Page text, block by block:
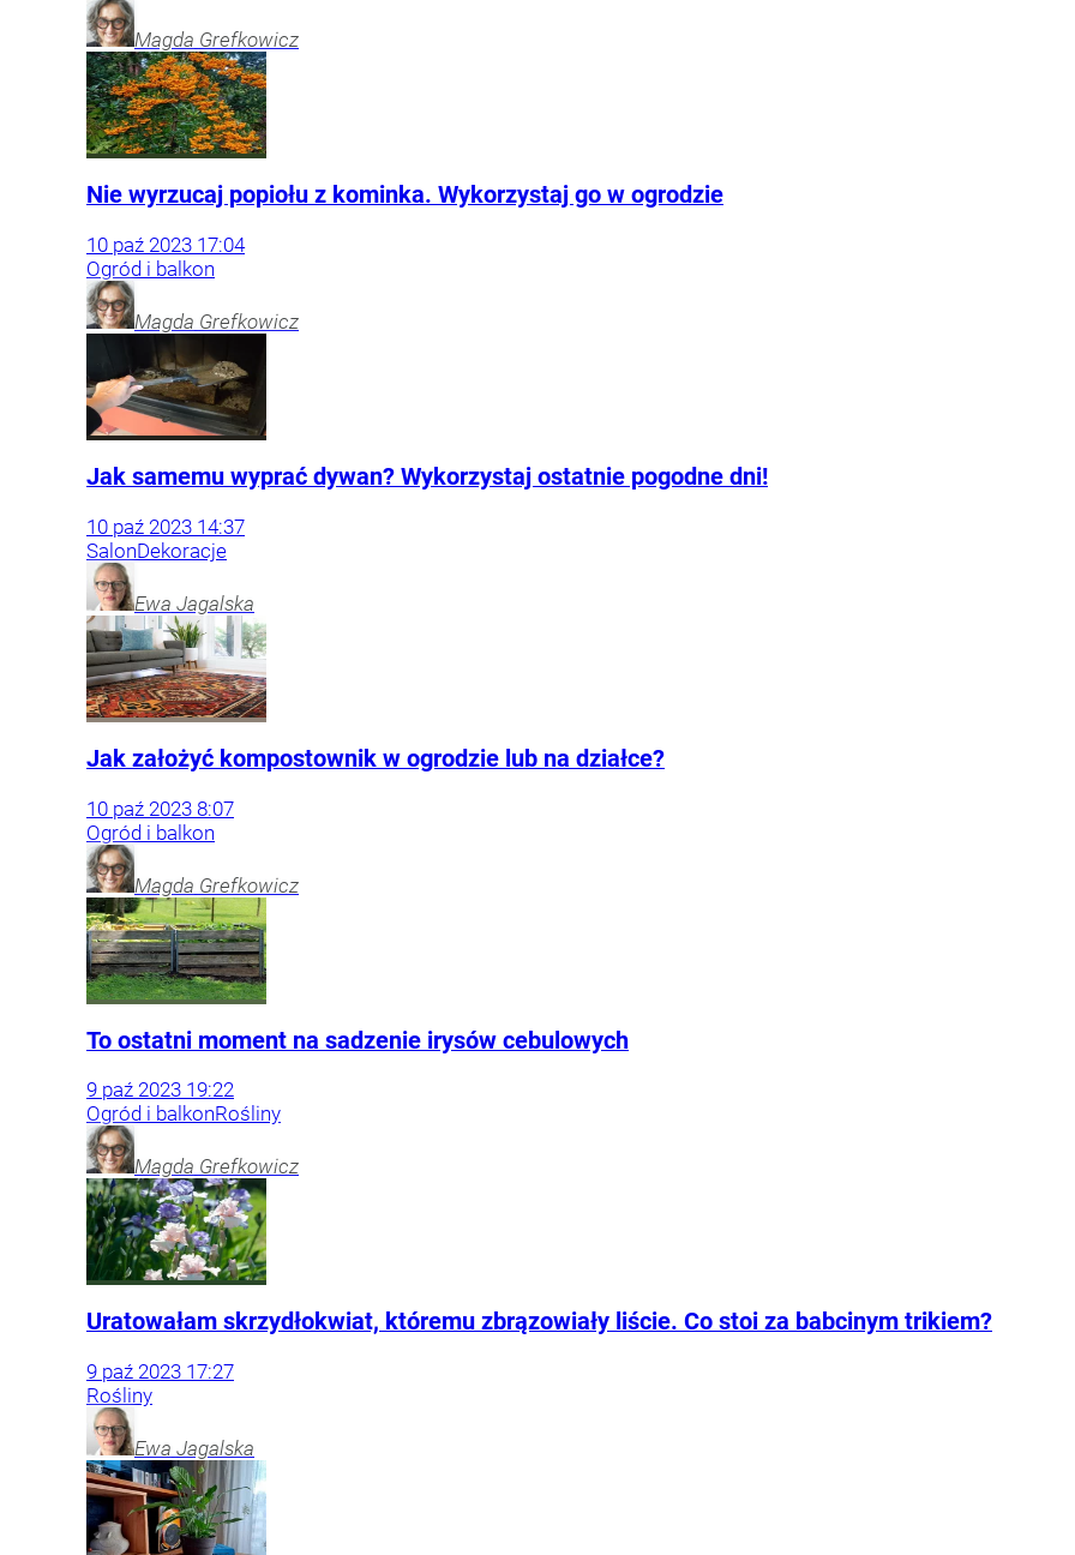
Magda Grefkowicz
Nie wyrzucaj popiołu z kominka. Wykorzystaj go w ogrodzie
10 paź 2023 17:04
Ogród i balkon
Magda Grefkowicz
Jak samemu wyprać dywan? Wykorzystaj ostatnie pogodne dni!
10 paź 2023 14:37
SalonDekoracje
Ewa Jagalska
Jak założyć kompostownik w ogrodzie lub na działce?
10 paź 2023 8:07
Ogród i balkon
Magda Grefkowicz
To ostatni moment na sadzenie irysów cebulowych
9 paź 2023 19:22
Ogród i balkonRośliny
Magda Grefkowicz
Uratowałam skrzydłokwiat, któremu zbrązowiały liście. Co stoi za babcinym trikiem?
9 paź 2023 17:27
Rośliny
Ewa Jagalska